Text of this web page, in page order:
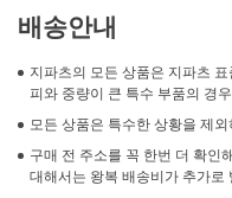
배송안내
지파츠의 모든 상품은 지파츠
피와 중량이 큰 특수 부품의 경
모든 상품은 특수한 상황을 제
구매 전 주소를 꼭 한번 더 확인
대해서는 왕복 배송비가 추가로